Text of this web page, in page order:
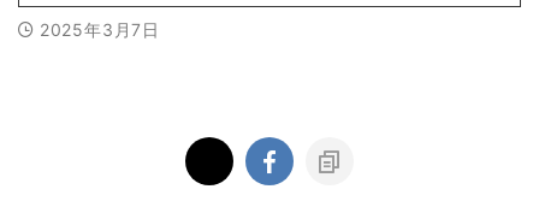
2025年3月7日